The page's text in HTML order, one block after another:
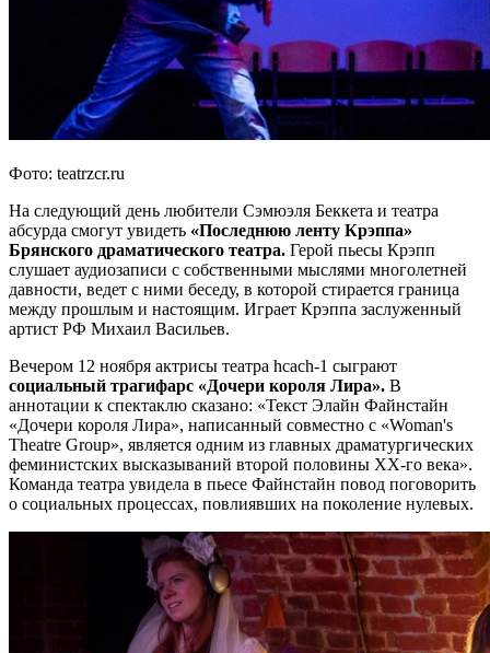
Фото: teatrzcr.ru
На следующий день любители Сэмюэля Беккета и театра
абсурда смогут увидеть «Последнюю ленту Крэппа»
Брянского драматического театра. Герой пьесы Крэпп
слушает аудиозаписи с собственными мыслями многолетней
давности, ведет с ними беседу, в которой стирается граница
между прошлым и настоящим. Играет Крэппа заслуженный
артист РФ Михаил Васильев.
Вечером 12 ноября актрисы театра hcach-1 сыграют
социальный трагифарс «Дочери короля Лира». В
аннотации к спектаклю сказано: «Текст Элайн Файнстайн
«Дочери короля Лира», написанный совместно с «Woman's
Theatre Group», является одним из главных драматургических
феминистских высказываний второй половины XX-го века».
Команда театра увидела в пьесе Файнстайн повод поговорить
о социальных процессах, повлиявших на поколение нулевых.